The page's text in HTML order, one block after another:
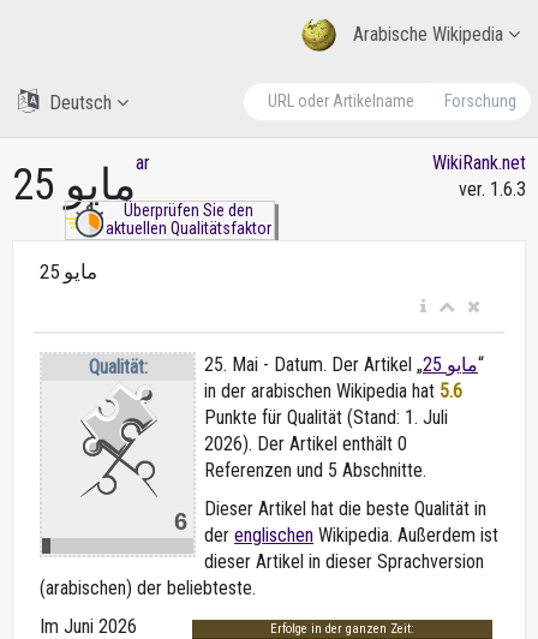
Arabische Wikipedia
Forschung
Deutsch
25 مايوar
Überprüfen Sie den
aktuellen Qualitätsfaktor
WikiRank.net
ver. 1.6.3
25 مايو
Qualität:
6
25. Mai - Datum. Der Artikel „ 25 مايو“
in der arabischen Wikipedia hat 5.6
Punkte für Qualität (Stand: 1. Juli
2026). Der Artikel enthält 0
Referenzen und 5 Abschnitte.
Dieser Artikel hat die beste Qualität in
der englischen Wikipedia. Außerdem ist
dieser Artikel in dieser Sprachversion
(arabischen) der beliebteste.
Erfolge in der ganzen Zeit:
Im Juni 2026